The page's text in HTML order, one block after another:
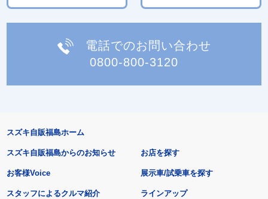
電話でのお問い合わせ
0800-800-3120
スズキ自販福島ホーム
スズキ自販福島からのお知らせ
お客様Voice
スタッフによるクルマ紹介
お店を探す
展示車/試乗車を探す
ラインアップ